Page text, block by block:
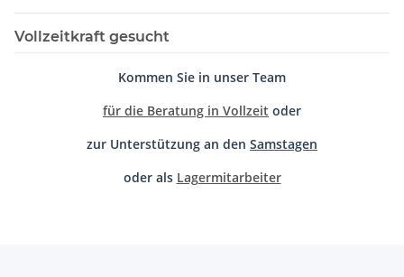
Vollzeitkraft gesucht
Kommen Sie in unser Team
für die Beratung in Vollzeit oder
zur Unterstützung an den Samstagen
oder als Lagermitarbeiter